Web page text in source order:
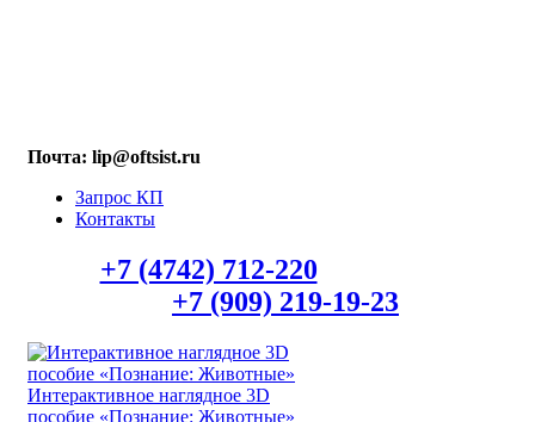
Почта: lip@oftsist.ru
Запрос КП
Контакты
+7 (4742) 712-220
+7 (909) 219-19-23